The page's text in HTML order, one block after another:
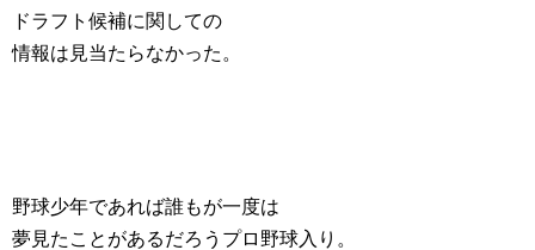
ドラフト候補に関しての
情報は見当たらなかった。
野球少年であれば誰もが一度は
夢見たことがあるだろうプロ野球入り。